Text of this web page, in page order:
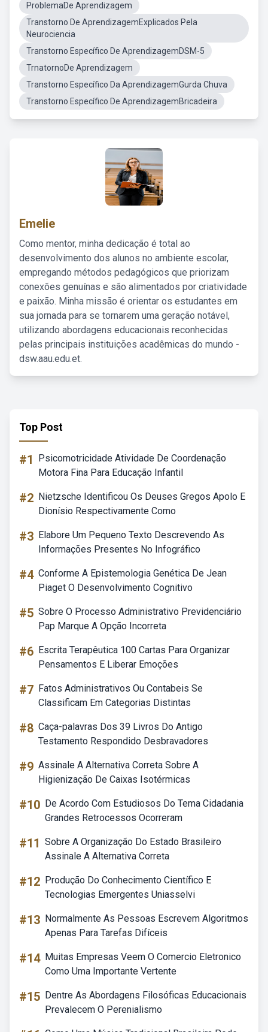
ProblemaDe Aprendizagem
Transtorno De AprendizagemExplicados Pela
Neurociencia
Transtorno Específico De AprendizagemDSM-5
TrnatornoDe Aprendizagem
Transtorno Específico Da AprendizagemGurda Chuva
Transtorno Específico De AprendizagemBricadeira
Emelie
Como mentor, minha dedicação é total ao
desenvolvimento dos alunos no ambiente escolar,
empregando métodos pedagógicos que priorizam
conexões genuínas e são alimentados por criatividade
e paixão. Minha missão é orientar os estudantes em
sua jornada para se tornarem uma geração notável,
utilizando abordagens educacionais reconhecidas
pelas principais instituições acadêmicas do mundo -
dsw.aau.edu.et.
Top Post
#1
Psicomotricidade Atividade De Coordenação
Motora Fina Para Educação Infantil
#2 Nietzsche Identificou Os Deuses Gregos Apolo E
Dionísio Respectivamente Como
#3 Elabore Um Pequeno Texto Descrevendo As
Informações Presentes No Infográfico
#4 Conforme A Epistemologia Genética De Jean
Piaget O Desenvolvimento Cognitivo
#5 Sobre O Processo Administrativo Previdenciário
Pap Marque A Opção Incorreta
#6 Escrita Terapêutica 100 Cartas Para Organizar
Pensamentos E Liberar Emoções
#7 Fatos Administrativos Ou Contabeis Se
Classificam Em Categorias Distintas
#8 Caça-palavras Dos 39 Livros Do Antigo
Testamento Respondido Desbravadores
#9 Assinale A Alternativa Correta Sobre A
Higienização De Caixas Isotérmicas
#10 De Acordo Com Estudiosos Do Tema Cidadania
Grandes Retrocessos Ocorreram
#11 Sobre A Organização Do Estado Brasileiro
Assinale A Alternativa Correta
#12 Produção Do Conhecimento Científico E
Tecnologias Emergentes Uniasselvi
#13 Normalmente As Pessoas Escrevem Algoritmos
Apenas Para Tarefas Difíceis
#14 Muitas Empresas Veem O Comercio Eletronico
Como Uma Importante Vertente
#15 Dentre As Abordagens Filosóficas Educacionais
Prevalecem O Perenialismo